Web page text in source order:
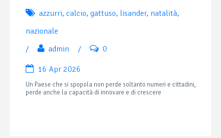
azzurri, calcio, gattuso, lisander, natalità,
nazionale
/
admin / 0
16 Apr 2026
Un Paese che si spopola non perde soltanto numeri e cittadini,
perde anche la capacità di innovare e di crescere